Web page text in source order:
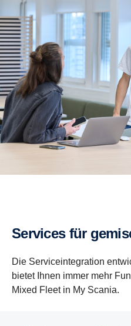
Services für
Die Serviceintegration
bietet Ihnen immer mehr
Mixed Fleet in My Scania.